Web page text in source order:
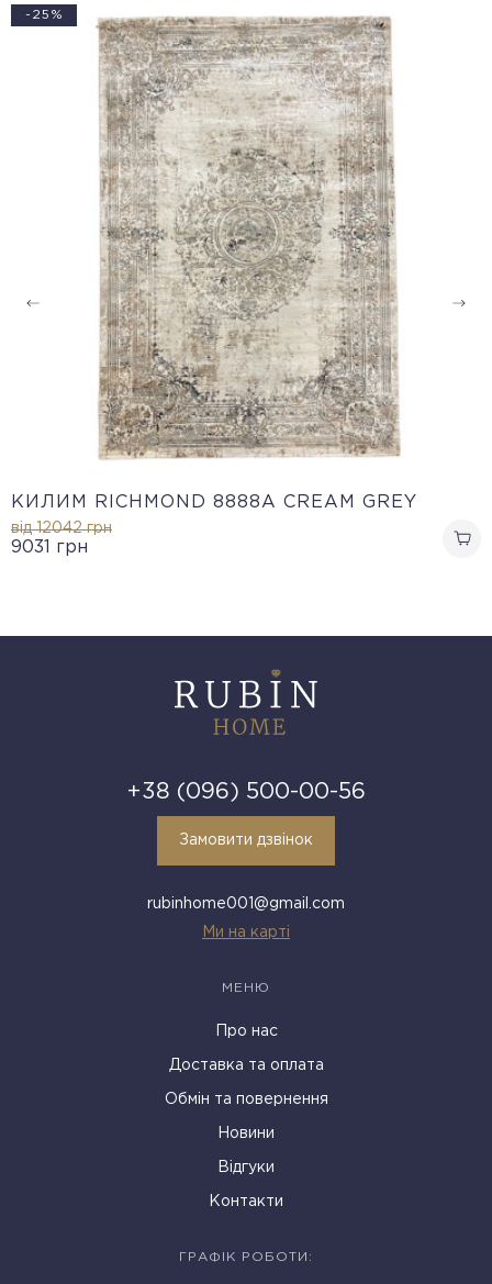
-25%
КИЛИМ RICHMOND 8888A CREAM GREY
від 12042грн
9031 грн
+38 (096) 500-00-56
Замовити дзвінок
rubinhome001@gmail.com
Ми на карті
МЕНЮ
Про нас
Доставка та оплата
Обмін та повернення
Новини
Відгуки
Контакти
ГРАФІК РОБОТИ: